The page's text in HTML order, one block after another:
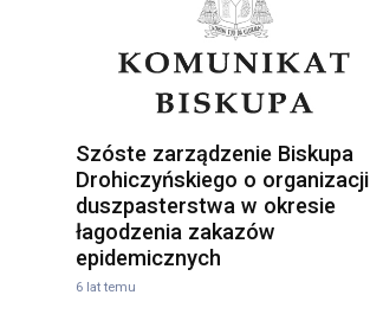
Szóste zarządzenie Biskupa
Drohiczyńskiego o organizacji
duszpasterstwa w okresie
łagodzenia zakazów
epidemicznych
6 lat temu